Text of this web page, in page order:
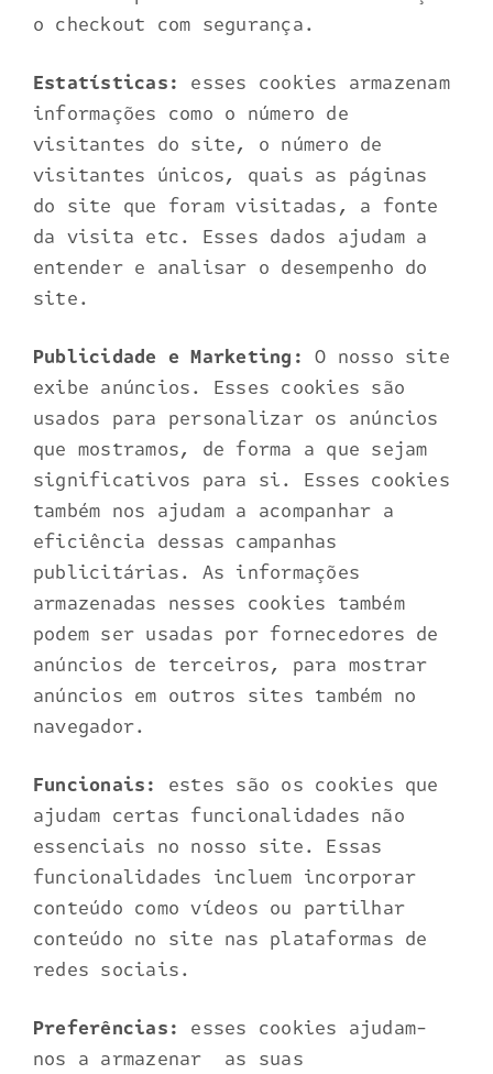
o checkout com segurança.
Estatísticas: esses cookies armazenam
informações como o número de
visitantes do site, o número de
visitantes únicos, quais as páginas
do site que foram visitadas, a fonte
da visita etc. Esses dados ajudam a
entender e analisar o desempenho do
site.
Publicidade e Marketing: O nosso site
exibe anúncios. Esses cookies são
usados para personalizar os anúncios
que mostramos, de forma a que sejam
significativos para si. Esses cookies
também nos ajudam a acompanhar a
eficiência dessas campanhas
publicitárias. As informações
armazenadas nesses cookies também
podem ser usadas por fornecedores de
anúncios de terceiros, para mostrar
anúncios em outros sites também no
navegador.
Funcionais: estes são os cookies que
ajudam certas funcionalidades não
essenciais no nosso site. Essas
funcionalidades incluem incorporar
conteúdo como vídeos ou partilhar
conteúdo no site nas plataformas de
redes sociais.
Preferências: esses cookies ajudam-
nos a armazenar as suas